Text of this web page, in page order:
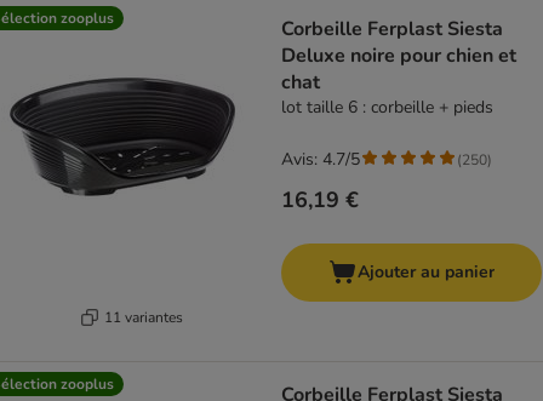
zooplus
11 variantes
Corbeille Ferplast Siesta
Deluxe noire pour chien et
chat
lot taille 6 : corbeille + pieds
16,19 €
Avis: 4.7/5 (250)
Ajouter au panier
zooplus
Corbeille Ferplast Siesta